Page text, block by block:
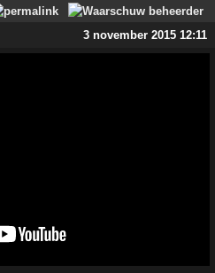
3 november 2015 12:11